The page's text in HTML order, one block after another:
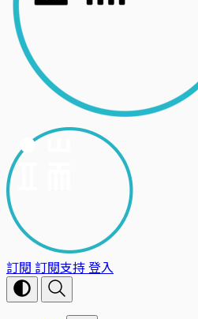
訂閱 訂閱支持登入